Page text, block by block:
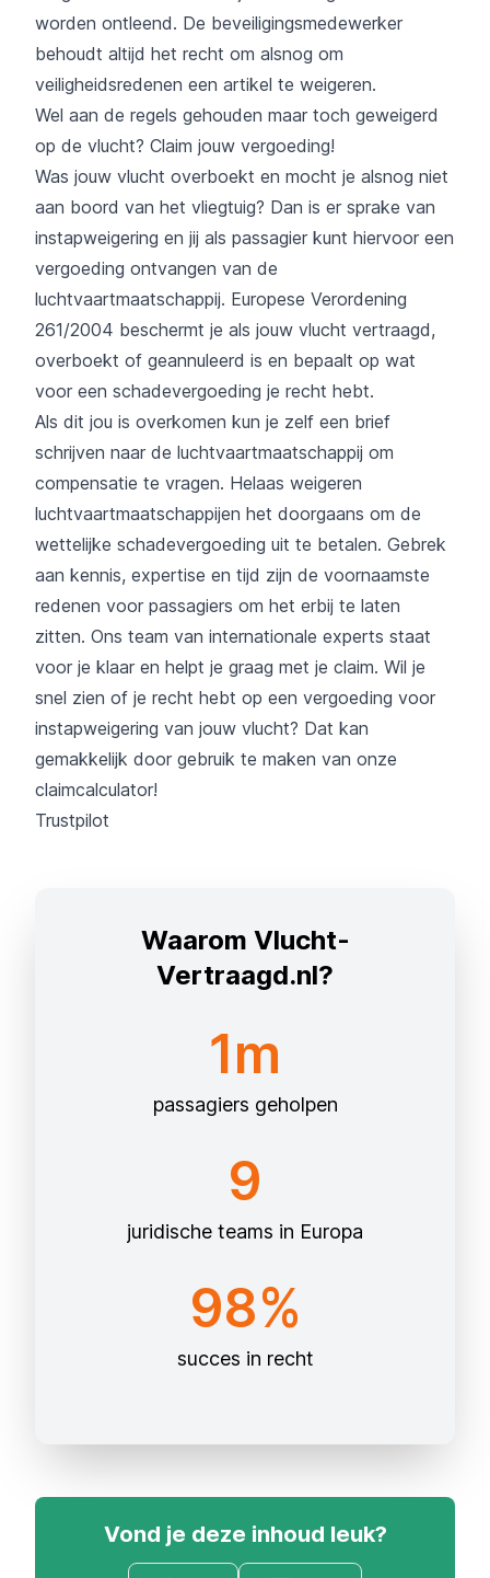
worden ontleend. De beveiligingsmedewerker
behoudt altijd het recht om alsnog om
veiligheidsredenen een artikel te weigeren.
Wel aan de regels gehouden maar toch geweigerd
op de vlucht? Claim jouw vergoeding!
Was jouw vlucht overboekt en mocht je alsnog niet
aan boord van het vliegtuig? Dan is er sprake van
instapweigering en jij als passagier kunt hiervoor een
vergoeding ontvangen van de
luchtvaartmaatschappij. Europese Verordening
261/2004 beschermt je als jouw vlucht vertraagd,
overboekt of geannuleerd is en bepaalt op wat
voor een schadevergoeding je recht hebt.
Als dit jou is overkomen kun je zelf een brief
schrijven naar de luchtvaartmaatschappij om
compensatie te vragen. Helaas weigeren
luchtvaartmaatschappijen het doorgaans om de
wettelijke schadevergoeding uit te betalen. Gebrek
aan kennis, expertise en tijd zijn de voornaamste
redenen voor passagiers om het erbij te laten
zitten. Ons team van internationale experts staat
voor je klaar en helpt je graag met je claim. Wil je
snel zien of je recht hebt op een vergoeding voor
instapweigering van jouw vlucht? Dat kan
gemakkelijk door gebruik te maken van onze
claimcalculator!
Trustpilot
Waarom Vlucht-
Vertraagd.nl?
1m
passagiers geholpen
9
juridische teams in Europa
98%
succes in recht
Vond je deze inhoud leuk?